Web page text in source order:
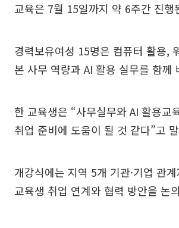
교육은 7월 15일까지 약 6주간 진행
경력보유여성 15명은 컴퓨터 활용,
본 사무 역량과 AI 활용 실무를 함께
한 교육생은 “사무실무와 AI 활용교
취업 준비에 도움이 될 것 같다”고
개강식에는 지역 5개 기관·기업 관
교육생 취업 연계와 협력 방안을 논